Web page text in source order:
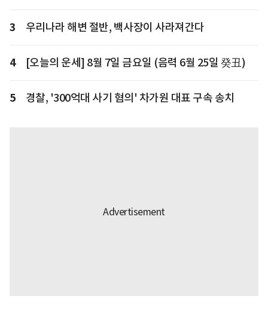
3 우리나라 해변 절반, 백사장이 사라져간다
4 [오늘의 운세] 8월 7일 금요일 (음력 6월 25일 癸丑)
5 경찰, '300억대 사기 혐의' 차가원 대표 구속 송치